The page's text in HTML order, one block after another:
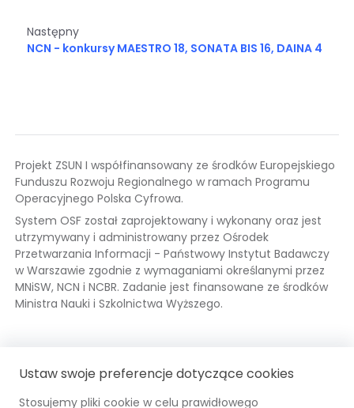
Następny
NCN - konkursy MAESTRO 18, SONATA BIS 16, DAINA 4
Projekt ZSUN I współfinansowany ze środków Europejskiego
Funduszu Rozwoju Regionalnego w ramach Programu
Operacyjnego Polska Cyfrowa.
System OSF został zaprojektowany i wykonany oraz jest
utrzymywany i administrowany przez Ośrodek
Przetwarzania Informacji - Państwowy Instytut Badawczy
w Warszawie zgodnie z wymaganiami określanymi przez
MNiSW, NCN i NCBR. Zadanie jest finansowane ze środków
Ministra Nauki i Szkolnictwa Wyższego.
Fundusze
Europejskie
Odnośnik
otwiera
się
Ustaw swoje preferencje dotyczące cookies
Stosujemy pliki cookie w celu prawidłowego